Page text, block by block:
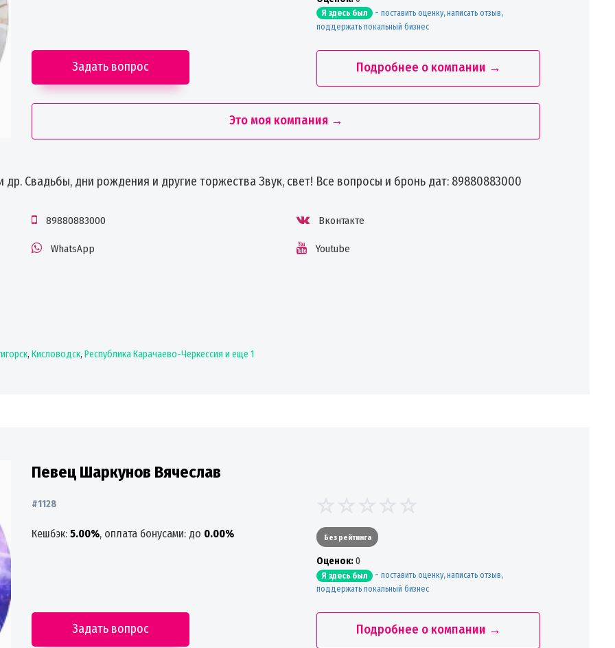
Я здесь был -поставить оценку, написать отзыв,
поддержать локальный бизнес
Задать вопрос Подробнее о компании →
Это моя компания →
Свадьбы, дни рождения и другие торжества Звук, свет! Все вопросы и бронь дат: 89880883000
89880883000 Вконтакте
WhatsApp Youtube
, Кисловодск, Республика Карачаево-Черкессия и еще 1
Певец Шаркунов Вячеслав
#1128
Кешбэк:5.00%, оплата бонусами: до 0.00% Без рейтинга
Oценок:0
Я здесь был -поставить оценку, написать отзыв,
поддержать локальный бизнес
Задать вопрос Подробнее о компании →